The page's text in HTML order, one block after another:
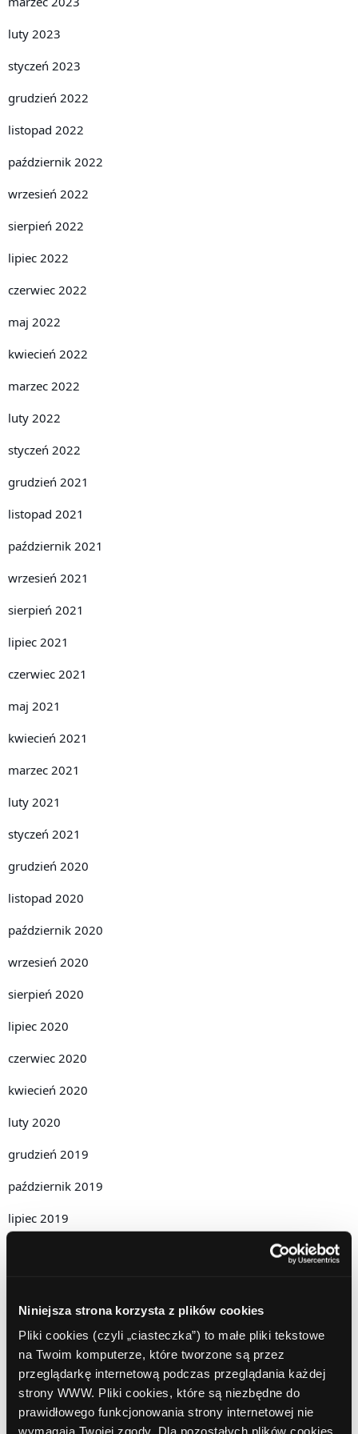
Niniejsza strona korzysta z plików cookies
Pliki cookies (czyli „ciasteczka”) to małe pliki tekstowe
na Twoim komputerze, które tworzone są przez
przeglądarkę internetową podczas przeglądania każdej
strony WWW. Pliki cookies, które są niezbędne do
prawidłowego funkcjonowania strony internetowej nie
wymagają Twojej zgody. Dla pozostałych plików cookies
luty 2023
styczeń 2023
grudzień 2022
listopad 2022
październik 2022
wrzesień 2022
sierpień 2022
lipiec 2022
czerwiec 2022
maj 2022
kwiecień 2022
marzec 2022
luty 2022
styczeń 2022
grudzień 2021
listopad 2021
październik 2021
wrzesień 2021
sierpień 2021
lipiec 2021
czerwiec 2021
maj 2021
kwiecień 2021
marzec 2021
luty 2021
styczeń 2021
grudzień 2020
listopad 2020
październik 2020
wrzesień 2020
sierpień 2020
lipiec 2020
czerwiec 2020
kwiecień 2020
luty 2020
grudzień 2019
październik 2019
lipiec 2019
kwiecień 2019
listopad 2018
październik 2018